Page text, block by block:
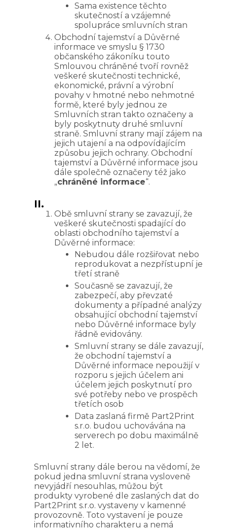
Sama existence těchto
skutečností a vzájemné
spolupráce smluvních stran
Obchodní tajemství a Důvěrné
informace ve smyslu § 1730
občanského zákoníku touto
Smlouvou chráněné tvoří rovněž
veškeré skutečnosti technické,
ekonomické, právní a výrobní
povahy v hmotné nebo nehmotné
formě, které byly jednou ze
Smluvních stran takto označeny a
byly poskytnuty druhé smluvní
straně. Smluvní strany mají zájem na
jejich utajení a na odpovídajícím
způsobu jejich ochrany. Obchodní
tajemství a Důvěrné informace jsou
dále společně označeny též jako
„chráněné informace“.
II.
Obě smluvní strany se zavazují, že
veškeré skutečnosti spadající do
oblasti obchodního tajemství a
Důvěrné informace:
Nebudou dále rozšiřovat nebo
reprodukovat a nezpřístupní je
třetí straně
Současně se zavazují, že
zabezpečí, aby převzaté
dokumenty a případné analýzy
obsahující obchodní tajemství
nebo Důvěrné informace byly
řádně evidovány.
Smluvní strany se dále zavazují,
že obchodní tajemství a
Důvěrné informace nepoužijí v
rozporu s jejich účelem ani
účelem jejich poskytnutí pro
své potřeby nebo ve prospěch
třetích osob
Data zaslaná firmě Part2Print
s.r.o. budou uchovávána na
serverech po dobu maximálně
2 let.
Smluvní strany dále berou na vědomí, že
pokud jedna smluvní strana vysloveně
nevyjádří nesouhlas, můžou být
produkty vyrobené dle zaslaných dat do
Part2Print s.r.o. vystaveny v kamenné
provozovně. Toto vystavení je pouze
informativního charakteru a nemá